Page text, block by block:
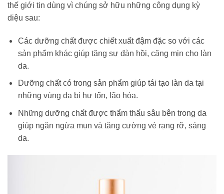
thế giới tin dùng vì chúng sở hữu những công dụng kỳ
diệu sau:
Các dưỡng chất được chiết xuất đậm đặc so với các
sản phẩm khác giúp tăng sự đàn hồi, căng mịn cho làn
da.
Dưỡng chất có trong sản phẩm giúp tái tạo làn da tại
những vùng da bị hư tổn, lão hóa.
Những dưỡng chất được thẩm thấu sâu bên trong da
giúp ngăn ngừa mụn và tăng cường vẻ rạng rỡ, sáng
da.